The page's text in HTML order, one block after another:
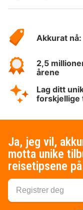
Hotelspecials
Akkurat
2,5
årene
Lag ditt
forskjellige
Ja, jeg vil,
motta unike
reisetipsene